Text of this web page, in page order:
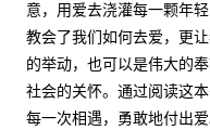
意，用爱去浇灌每一颗年
教会了我们如何去爱，更
的举动，也可以是伟大的
社会的关怀。通过阅读这
每一次相遇，勇敢地付出爱